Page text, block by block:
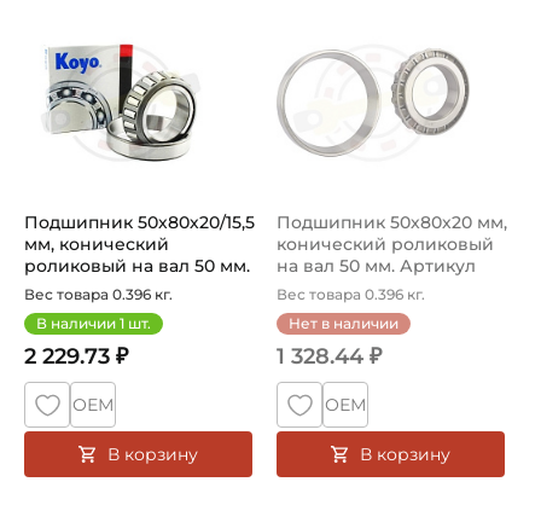
Подшипник 50х80х20/15,5
мм, конический
роликовый на вал 50 мм.
Артикул ...
Вес товара 0.396 кг.
В наличии 1 шт.
2 229.73 ₽
ОЕМ
В корзину
Подшипник 50х80х20 мм,
конический роликовый
на вал 50 мм. Артикул
32010...
Вес товара 0.396 кг.
Нет в наличии
1 328.44 ₽
ОЕМ
В корзину